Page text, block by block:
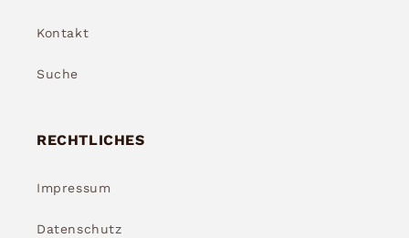
Kontakt
Suche
RECHTLICHES
Impressum
Datenschutz